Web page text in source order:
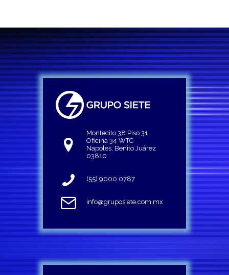
Montecito 38 Piso 31
Oficina 34 WTC
Napoles, Benito Juárez
03810
(55) 9000 0787
info@gruposiete.com.mx